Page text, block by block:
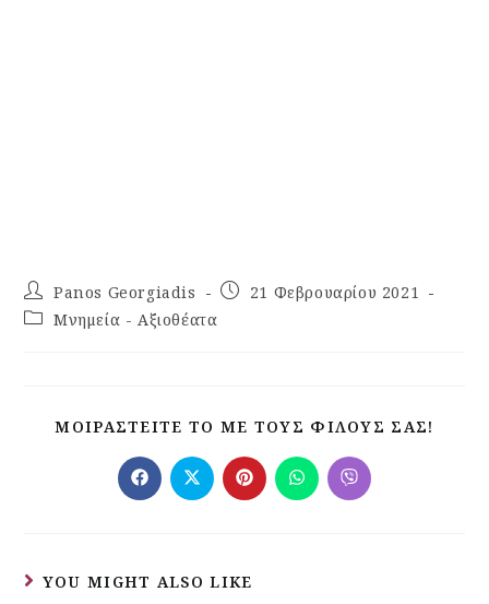
Panos Georgiadis
21 Φεβρουαρίου 2021
Μνημεία - Αξιοθέατα
ΜΟΙΡΑΣΤΕΊΤΕ ΤΟ ΜΕ ΤΟΥΣ ΦΊΛΟΥΣ ΣΑΣ!
YOU MIGHT ALSO LIKE